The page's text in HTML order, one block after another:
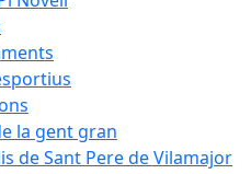
la gent gran
de Sant Pere de Vilamajor